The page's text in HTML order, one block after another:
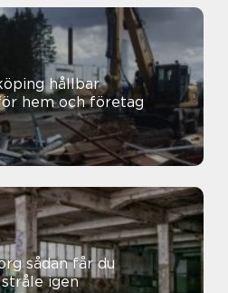
hållbar
hem och företag
du
igen